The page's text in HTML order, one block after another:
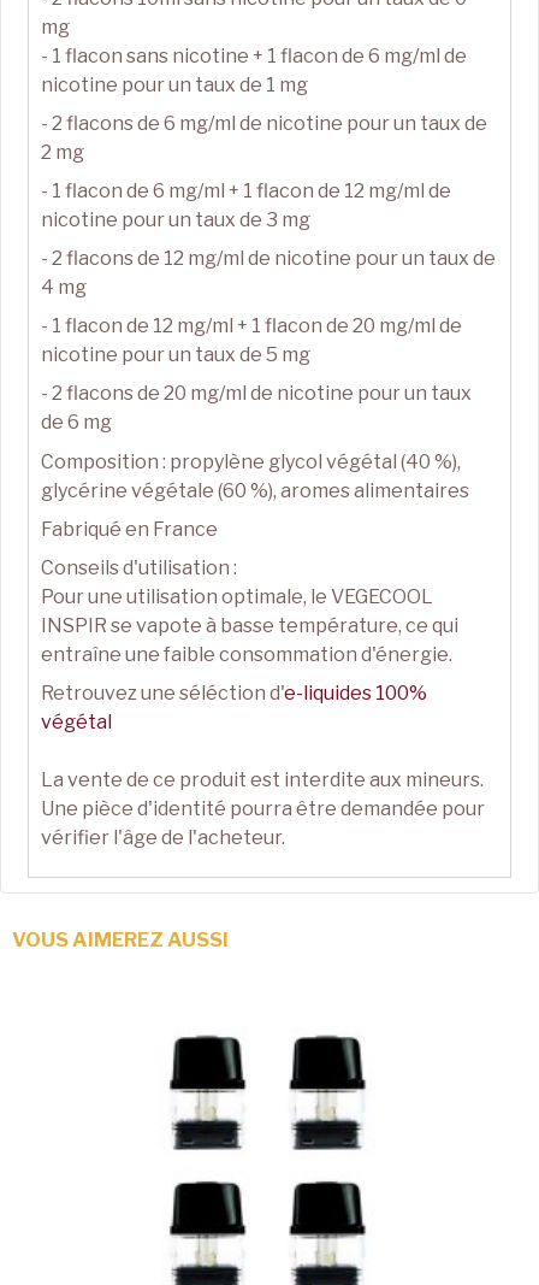
mg
- 1 flacon sans nicotine + 1 flacon de 6 mg/ml de
nicotine pour un taux de 1 mg
- 2 flacons de 6 mg/ml de nicotine pour un taux de
2 mg
- 1 flacon de 6 mg/ml + 1 flacon de 12 mg/ml de
nicotine pour un taux de 3 mg
- 2 flacons de 12 mg/ml de nicotine pour un taux de
4 mg
- 1 flacon de 12 mg/ml + 1 flacon de 20 mg/ml de
nicotine pour un taux de 5 mg
- 2 flacons de 20 mg/ml de nicotine pour un taux
de 6 mg
Composition : propylène glycol végétal (40 %),
glycérine végétale (60 %), aromes alimentaires
Fabriqué en France
Conseils d'utilisation :
Pour une utilisation optimale, le VEGECOOL
INSPIR se vapote à basse température, ce qui
entraîne une faible consommation d'énergie.
Retrouvez une séléction d'e-liquides 100%
végétal
La vente de ce produit est interdite aux mineurs.
Une pièce d'identité pourra être demandée pour
vérifier l'âge de l'acheteur.
VOUS AIMEREZ AUSSI